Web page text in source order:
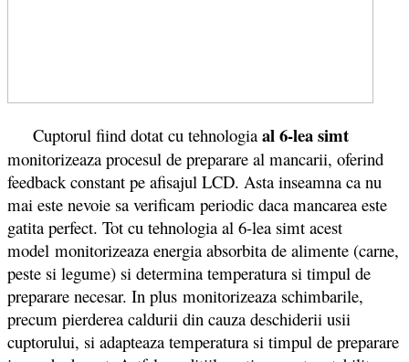
Cuptorul fiind dotat cu tehnologia al 6-lea simt
monitorizeaza procesul de preparare al mancarii, oferind
feedback constant pe afisajul LCD. Asta inseamna ca nu
mai este nevoie sa verificam periodic daca mancarea este
gatita perfect. Tot cu tehnologia al 6-lea simt acest
model monitorizeaza energia absorbita de alimente (carne,
peste si legume) si determina temperatura si timpul de
preparare necesar. In plus monitorizeaza schimbarile,
precum pierderea caldurii din cauza deschiderii usii
cuptorului, si adapteaza temperatura si timpul de preparare